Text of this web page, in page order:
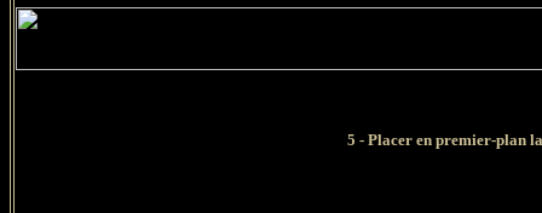
5 - Placer en premier-plan